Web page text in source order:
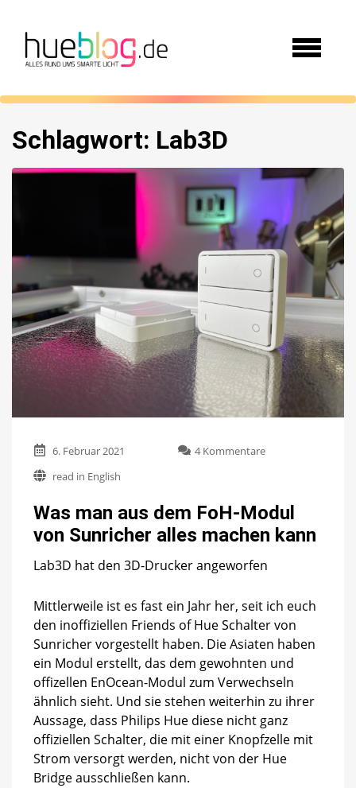
Schlagwort: Lab3D
6. Februar 2021 4 Kommentarezu
dem
FoH-
Modul
Sunricher
machen
read in English
Was man aus dem FoH-Modul
von Sunricher alles machen kann
Lab3D hat den 3D-Drucker angeworfen
Mittlerweile ist es fast ein Jahr her, seit ich euch
den inoffiziellen Friends of Hue Schalter von
Sunricher vorgestellt haben. Die Asiaten haben
ein Modul erstellt, das dem gewohnten und
offizellen EnOcean-Modul zum Verwechseln
ähnlich sieht. Und sie stehen weiterhin zu ihrer
Aussage, dass Philips Hue diese nicht ganz
offiziellen Schalter, die mit einer Knopfzelle mit
Strom versorgt werden, nicht von der Hue
Bridge ausschließen kann.